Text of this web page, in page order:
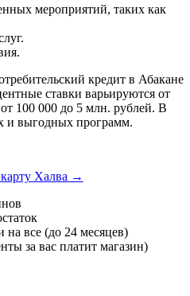
мероприятий, таких как
кредит в Абакане
ставки варьируются от
100 000 до 5 млн. рублей. В
и выгодных программ.
Халва →
на все (до 24 месяцев)
за вас платит магазин)